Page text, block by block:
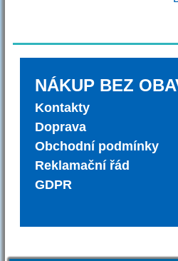
NÁKUP BEZ
Kontakty
Doprava
Obchodní podmínky
Reklamační řád
GDPR